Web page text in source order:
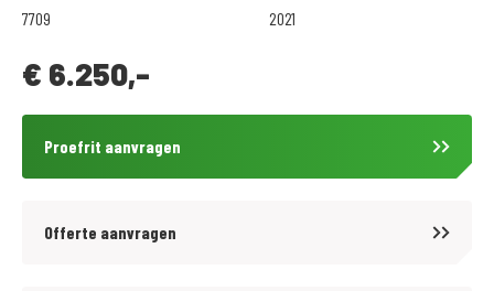
7709
2021
€ 6.250,-
Proefrit aanvragen
Offerte aanvragen